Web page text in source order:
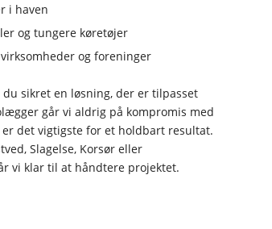
i haven
og tungere køretøjer
og foreninger
sikret en løsning, der er tilpasset
går vi aldrig på kompromis med
det vigtigste for et holdbart resultat.
Slagelse, Korsør eller
vi klar til at håndtere projektet.